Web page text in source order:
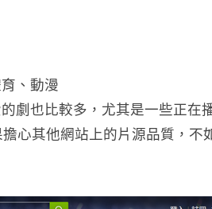
、動漫
劇也比較多，尤其是一些正在
心其他網站上的片源品質，不